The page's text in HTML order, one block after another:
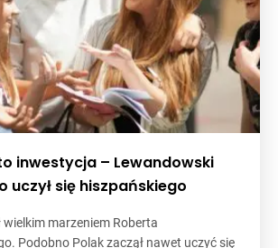
inwestycja – Lewandowski
uczył się hiszpańskiego
wielkim marzeniem Roberta
Podobno Polak zaczął nawet uczyć się